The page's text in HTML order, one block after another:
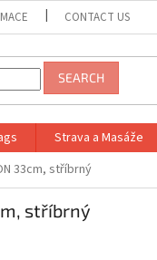
CONTACT US
SEARCH
Strava a Masáže
33cm, stříbrný
stříbrný